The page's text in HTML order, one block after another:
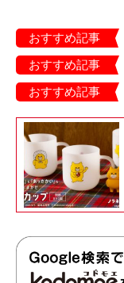
おすすめ記事
おすすめ記事
おすすめ記事